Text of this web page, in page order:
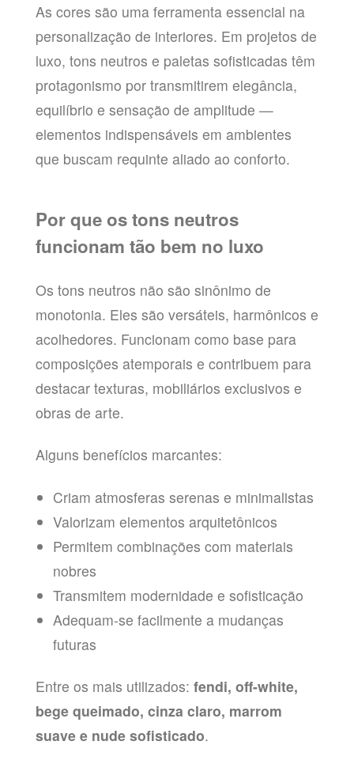
As cores são uma ferramenta essencial na
personalização de interiores. Em projetos de
luxo, tons neutros e paletas sofisticadas têm
protagonismo por transmitirem elegância,
equilíbrio e sensação de amplitude —
elementos indispensáveis em ambientes
que buscam requinte aliado ao conforto.
Por que os tons neutros
funcionam tão bem no luxo
Os tons neutros não são sinônimo de
monotonia. Eles são versáteis, harmônicos e
acolhedores. Funcionam como base para
composições atemporais e contribuem para
destacar texturas, mobiliários exclusivos e
obras de arte.
Alguns benefícios marcantes:
Criam atmosferas serenas e minimalistas
Valorizam elementos arquitetônicos
Permitem combinações com materiais
nobres
Transmitem modernidade e sofisticação
Adequam-se facilmente a mudanças
futuras
Entre os mais utilizados: fendi, off-white,
bege queimado, cinza claro, marrom
suave e nude sofisticado.